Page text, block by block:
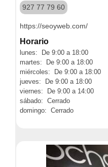
927 77 79 60
https://seoyweb.com/
Horario
lunes: De 9:00 a 18:00
martes: De 9:00 a 18:00
miércoles: De 9:00 a 18:00
jueves: De 9:00 a 18:00
viernes: De 9:00 a 14:00
sábado: Cerrado
domingo: Cerrado